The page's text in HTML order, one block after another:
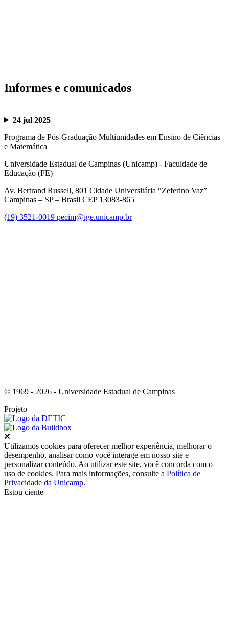
Informes e comunicados
24 jul 2025
Programa de Pós-Graduação Multiunidades em Ensino de Ciências
e Matemática
Universidade Estadual de Campinas (Unicamp) - Faculdade de
Educação (FE)
Av. Bertrand Russell, 801 Cidade Universitária “Zeferino Vaz”
Campinas – SP – Brasil CEP 13083-865
(19) 3521-0019 pecim@ige.unicamp.br
© 1969 - 2026 - Universidade Estadual de Campinas
Projeto
Utilizamos cookies para oferecer melhor experiência, melhorar o
desempenho, analisar como você interage em nosso site e
personalizar conteúdo. Ao utilizar este site, você concorda com o
uso de cookies. Para mais informações, consulte a Política de
Privacidade da Unicamp.
Estou ciente